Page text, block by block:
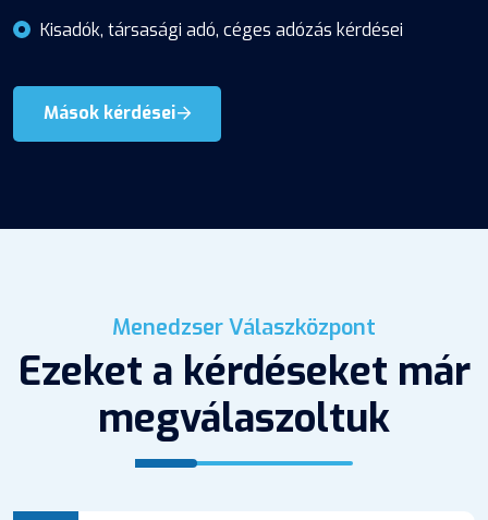
Kisadók, társasági adó, céges adózás kérdései
Mások kérdései
Menedzser Válaszközpont
Ezeket a kérdéseket már
megválaszoltuk